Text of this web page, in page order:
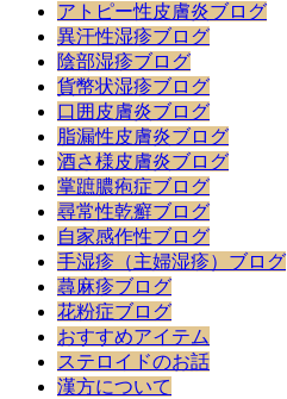
アトピー性皮膚炎ブログ
異汗性湿疹ブログ
陰部湿疹ブログ
貨幣状湿疹ブログ
口囲皮膚炎ブログ
脂漏性皮膚炎ブログ
酒さ様皮膚炎ブログ
掌蹠膿疱症ブログ
尋常性乾癬ブログ
自家感作性ブログ
手湿疹（主婦湿疹）ブログ
蕁麻疹ブログ
花粉症ブログ
おすすめアイテム
ステロイドのお話
漢方について